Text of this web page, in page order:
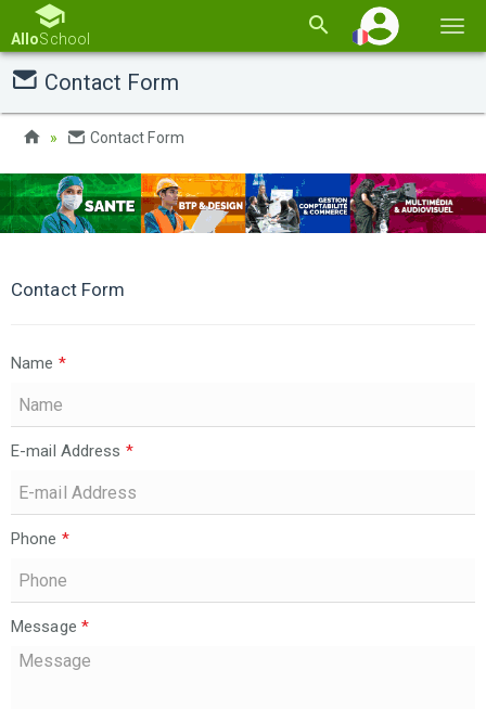
la
AlloSchool
Contact Form
Contact Form
Contact Form
Name *
E-mail Address *
Phone *
Message *